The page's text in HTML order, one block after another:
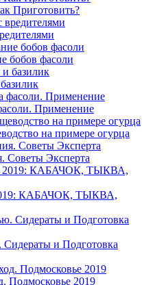
Приготовить?
бобов фасоли
Применение
на примере огурца
Советы Эксперта
КАБАЧОК, ТЫКВА,
и Подготовка
Подмосковье 2019